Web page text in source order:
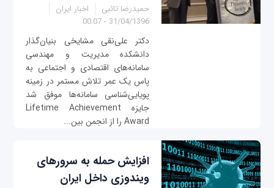
حمیدرضا تائبی
اخبار ایران
31/04/1396 - 00:07
دکتر علی‌نقی مشایخی بنیان‌گذار
دانشکده مدیریت و مهندسی
سامانه‌های اقتصادی و اجتماعی به
پاس یک عمر تلاش مستمر در زمینه
پویایی‌شناسی سامانه‌ها موفق شد
جایزه Lifetime Achievement
Award را از انجمن بین‌...
افزایش حمله به سرورهای
ویندوزی داخل ایران